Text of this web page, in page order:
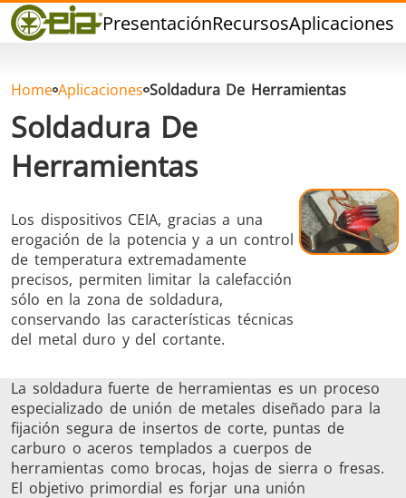
PresentaciónRecursosAplicaciones
Calidad
Distribuidores
Blog
FAQ
Soldadura dura
Soldadura con
Estaño
Soldadura de
Aluminio
Sellado
Home Aplicaciones Soldadura De Herramientas
Soldadura De
Herramientas
Los dispositivos CEIA, gracias a una
erogación de la potencia y a un control
de temperatura extremadamente
precisos, permiten limitar la calefacción
sólo en la zona de soldadura,
conservando las características técnicas
del metal duro y del cortante.
La soldadura fuerte de herramientas es un proceso
especializado de unión de metales diseñado para la
fijación segura de insertos de corte, puntas de
carburo o aceros templados a cuerpos de
herramientas como brocas, hojas de sierra o fresas.
El objetivo primordial es forjar una unión